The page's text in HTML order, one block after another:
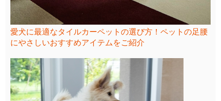
愛犬に最適なタイルカーペットの選び方！ペットの足腰
にやさしいおすすめアイテムをご紹介